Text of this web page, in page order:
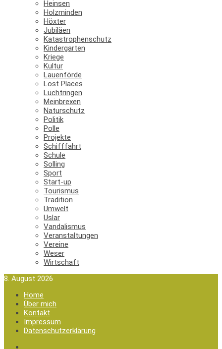
Heinsen
Holzminden
Höxter
Jubiläen
Katastrophenschutz
Kindergarten
Kriege
Kultur
Lauenförde
Lost Places
Lüchtringen
Meinbrexen
Naturschutz
Politik
Polle
Projekte
Schifffahrt
Schule
Solling
Sport
Start-up
Tourismus
Tradition
Umwelt
Uslar
Vandalismus
Veranstaltungen
Vereine
Weser
Wirtschaft
8. August 2026
Home
Über mich
Kontakt
Impressum
Datenschutzerklärung